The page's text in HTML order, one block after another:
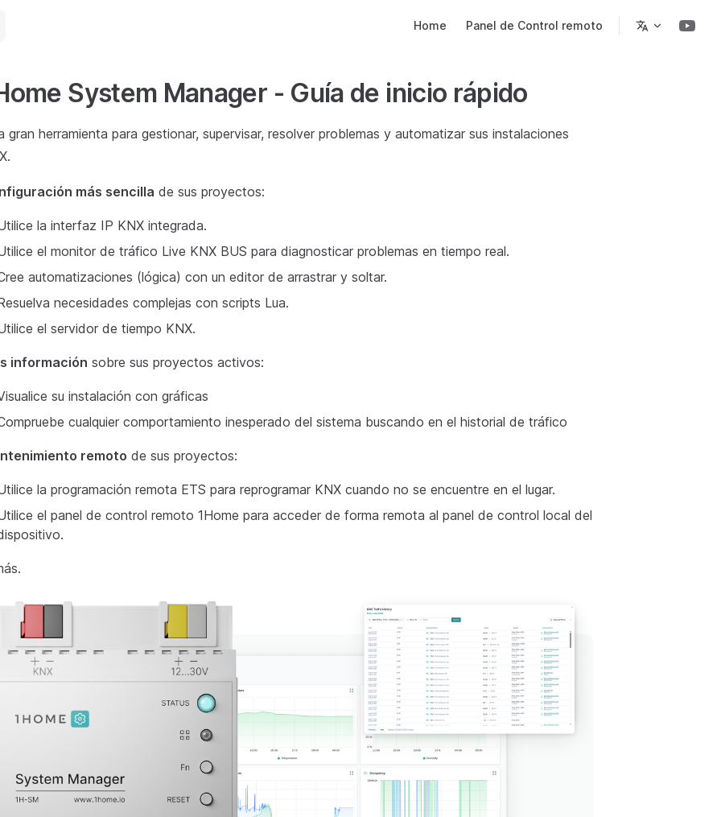
Home Panel de Control remoto
System Manager - Guía de inicio rápido
gran herramienta para gestionar, supervisar, resolver problemas y automatizar sus instalaciones
más sencilla de sus proyectos:
la interfaz IP KNX integrada.
el monitor de tráfico Live KNX BUS para diagnosticar problemas en tiempo real.
automatizaciones (lógica) con un editor de arrastrar y soltar.
necesidades complejas con scripts Lua.
el servidor de tiempo KNX.
información sobre sus proyectos activos:
su instalación con gráficas
cualquier comportamiento inesperado del sistema buscando en el historial de tráfico
remoto de sus proyectos:
la programación remota ETS para reprogramar KNX cuando no se encuentre en el lugar.
el panel de control remoto 1Home para acceder de forma remota al panel de control local del